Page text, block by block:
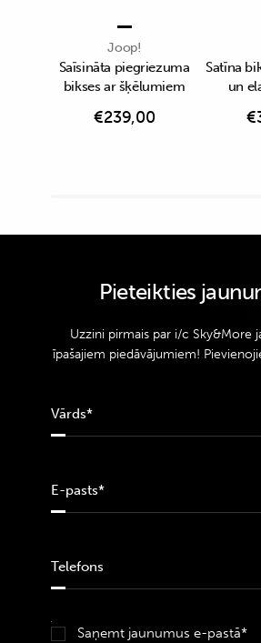
Joop!
Saīsināta piegriezuma
bikses ar šķēlumiem
€239,00
Satīna
un
€
Pieteikties
Uzzini pirmais par i/c Sky&More
īpašajiem piedāvājumiem!
Saņemt jaunumus e-pastā*